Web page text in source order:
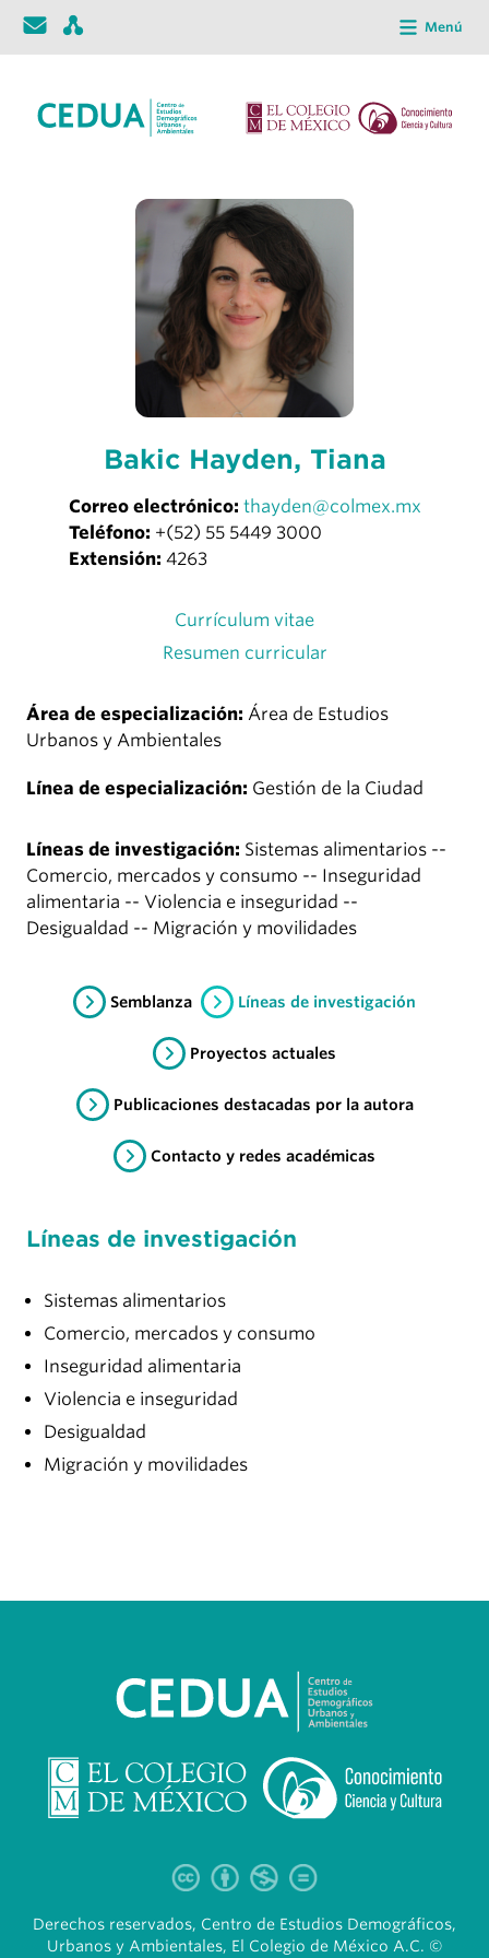
Menú
Bakić Hayden, Tiana
Correo electrónico: thayden@colmex.mx
Teléfono: +(52) 55 5449 3000
Extensión: 4263
Currículum vitae
Resumen curricular
Área de especialización: Área de Estudios
Urbanos y Ambientales
Línea de especialización: Gestión de la Ciudad
Líneas de investigación: Sistemas alimentarios --
Comercio, mercados y consumo -- Inseguridad
alimentaria -- Violencia e inseguridad --
Desigualdad -- Migración y movilidades
Semblanza Líneas de investigación
Proyectos actuales
Publicaciones destacadas por la autora
Contacto y redes académicas
Líneas de investigación
Sistemas alimentarios
Comercio, mercados y consumo
Inseguridad alimentaria
Violencia e inseguridad
Desigualdad
Migración y movilidades
Derechos reservados, Centro de Estudios Demográficos,
Urbanos y Ambientales, El Colegio de México A.C. ©